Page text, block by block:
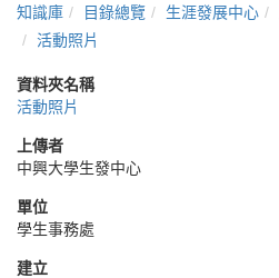
知識庫
目錄總覽 生涯發展中心
活動照片
資料夾名稱
活動照片
上傳者
中興大學生發中心
單位
學生事務處
建立